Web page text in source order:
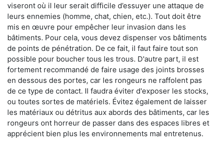
viseront où il leur serait difficile d’essuyer une attaque de
leurs ennemies (homme, chat, chien, etc.). Tout doit être
mis en œuvre pour empêcher leur invasion dans les
bâtiments. Pour cela, vous devez dispenser vos bâtiments
de points de pénétration. De ce fait, il faut faire tout son
possible pour boucher tous les trous. D'autre part, il est
fortement recommandé de faire usage des joints brosses
en dessous des portes, car les rongeurs ne raffolent pas
de ce type de contact. Il faudra éviter d'exposer les stocks,
ou toutes sortes de matériels. Évitez également de laisser
les matériaux ou détritus aux abords des bâtiments, car les
rongeurs ont horreur de passer dans des espaces libres et
apprécient bien plus les environnements mal entretenus.